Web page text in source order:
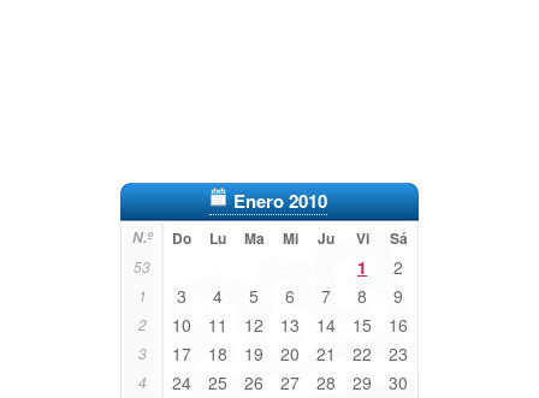
Enero 2010
N.º Do Lu Ma Mi Ju Vi Sá
53 1 2
1 3 4 5 6 7 8 9
2 10 11 12 13 14 15 16
3 17 18 19 20 21 22 23
4 24 25 26 27 28 29 30